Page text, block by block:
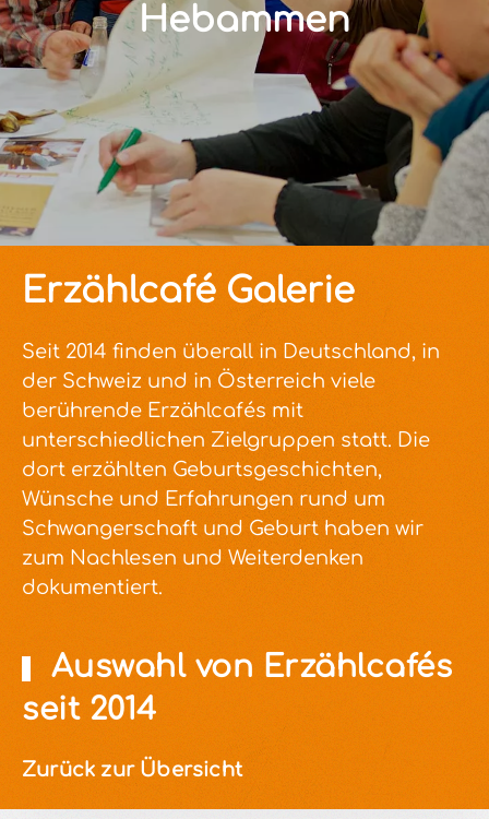
Hebammen
Erzählcafé Galerie
Seit 2014 finden überall in Deutschland, in
der Schweiz und in Österreich viele
berührende Erzählcafés mit
unterschiedlichen Zielgruppen statt. Die
dort erzählten Geburtsgeschichten,
Wünsche und Erfahrungen rund um
Schwangerschaft und Geburt haben wir
zum Nachlesen und Weiterdenken
dokumentiert.
Auswahl von Erzählcafés
seit 2014
Zurück zur Übersicht